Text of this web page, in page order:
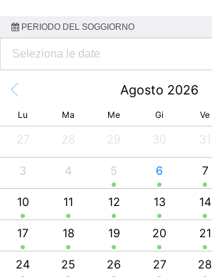
PERIODO DEL SOGGIORNO
Agosto 2026
Lu Ma Me Gi Ve
27 28 29 30 31
3 4 5 6 7
10 11 12 13 14
17 18 19 20 21
24 25 26 27 28